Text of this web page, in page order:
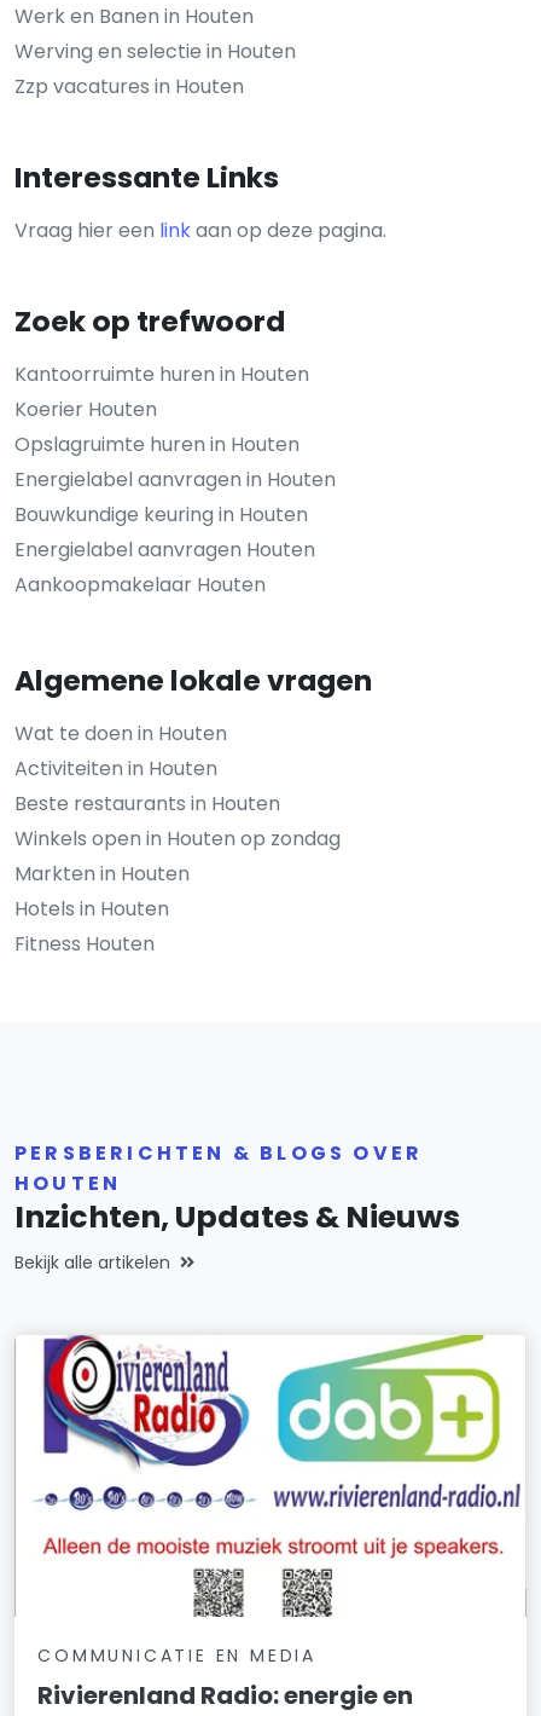
Werk en Banen in Houten
Werving en selectie in Houten
Zzp vacatures in Houten
Interessante Links
Vraag hier een linkaan op deze pagina.
Zoek op trefwoord
Kantoorruimte huren in Houten
Koerier Houten
Opslagruimte huren in Houten
Energielabel aanvragen in Houten
Bouwkundige keuring in Houten
Energielabel aanvragen Houten
Aankoopmakelaar Houten
Algemene lokale vragen
Wat te doen in Houten
Activiteiten in Houten
Beste restaurants in Houten
Winkels open in Houten op zondag
Markten in Houten
Hotels in Houten
Fitness Houten
PERSBERICHTEN & BLOGS OVER
HOUTEN
Inzichten, Updates & Nieuws
Bekijk alle artikelen
COMMUNICATIE EN MEDIA
Rivierenland Radio: energie en